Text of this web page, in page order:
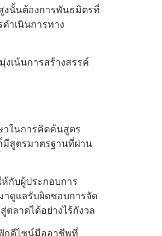
งนั้นต้องการพันธมิตรที่
ำเนินการทาง
งเน้นการสร้างสรรค์
าในการคิดค้นสูตร
มีสูตรมาตรฐานที่ผ่าน
กับผู้ประกอบการ
าดูแลรับผิดชอบการจัด
ลาดได้อย่างไร้กังวล
กดีไซน์มืออาชีพที่